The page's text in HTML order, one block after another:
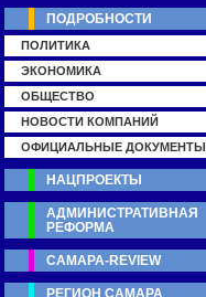
ПОДРОБНОСТИ
ПОЛИТИКА
ЭКОНОМИКА
ОБЩЕСТВО
НОВОСТИ КОМПАНИЙ
ОФИЦИАЛЬНЫЕ ДОКУМЕНТЫ
НАЦПРОЕКТЫ
АДМИНИСТРАТИВНАЯ
РЕФОРМА
САМАРА-REVIEW
РЕГИОН САМАРА